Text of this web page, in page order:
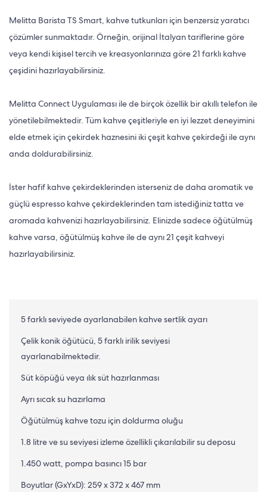
Melitta Barista TS Smart, kahve tutkunları için benzersiz yaratıcı
çözümler sunmaktadır. Örneğin, orijinal İtalyan tariflerine göre
veya kendi kişisel tercih ve kreasyonlarınıza göre 21 farklı kahve
çeşidini hazırlayabilirsiniz.
Melitta Connect Uygulaması ile de birçok özellik bir akıllı telefon ile
yönetilebilmektedir. Tüm kahve çeşitleriyle en iyi lezzet deneyimini
elde etmek için çekirdek haznesini iki çeşit kahve çekirdeği ile aynı
anda doldurabilirsiniz.
İster hafif kahve çekirdeklerinden isterseniz de daha aromatik ve
güçlü espresso kahve çekirdeklerinden tam istediğiniz tatta ve
aromada kahvenizi hazırlayabilirsiniz. Elinizde sadece öğütülmüş
kahve varsa, öğütülmüş kahve ile de aynı 21 çeşit kahveyi
hazırlayabilirsiniz.
5 farklı seviyede ayarlanabilen kahve sertlik ayarı
Çelik konik öğütücü, 5 farklı irilik seviyesi
ayarlanabilmektedir.
Süt köpüğü veya ılık süt hazırlanması
Ayrı sıcak su hazırlama
Öğütülmüş kahve tozu için doldurma oluğu
1.8 litre ve su seviyesi izleme özellikli çıkarılabilir su deposu
1.450 watt, pompa basıncı 15 bar
Boyutlar (GxYxD): 259 x 372 x 467 mm